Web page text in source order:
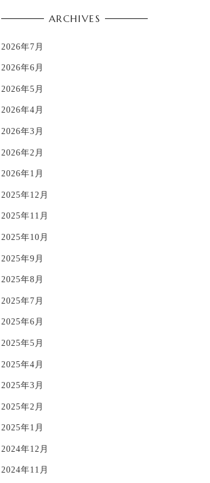
ARCHIVES
2026年7月
2026年6月
2026年5月
2026年4月
2026年3月
2026年2月
2026年1月
2025年12月
2025年11月
2025年10月
2025年9月
2025年8月
2025年7月
2025年6月
2025年5月
2025年4月
2025年3月
2025年2月
2025年1月
2024年12月
2024年11月